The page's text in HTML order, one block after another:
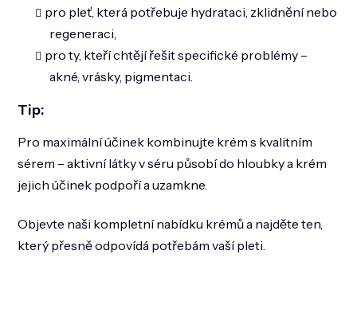
pro pleť, která potřebuje hydrataci, zklidnění nebo
regeneraci,
pro ty, kteří chtějí řešit specifické problémy –
akné, vrásky, pigmentaci.
Tip:
Pro maximální účinek kombinujte krém s kvalitním
sérem – aktivní látky v séru působí do hloubky a krém
jejich účinek podpoří a uzamkne.
Objevte naši kompletní nabídku krémů a najděte ten,
který přesně odpovídá potřebám vaší pleti.